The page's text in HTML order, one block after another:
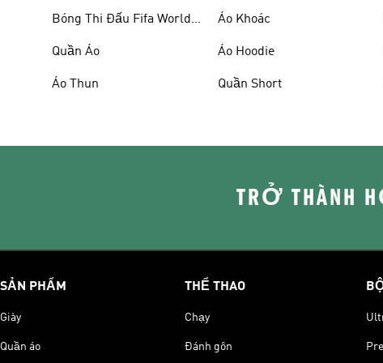
Bóng Thi Đấu Fifa World
Quần Áo
Áo Thun
Áo Khoác
Áo Hoodie
Quần Short
TRỞ THÀNH
SẢN PHẨM
Giày
Quần áo
THỂ THAO
Chạy
Đánh gôn